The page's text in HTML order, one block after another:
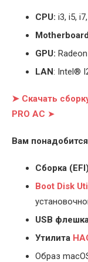
CPU: i3, i5,
GPU: Radeon
LAN: Intel®
➤ Скачать
PRO AC ➤
Вам
Cборка (EFI)
Boot Disk
USB
Утилита
Образ